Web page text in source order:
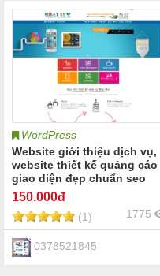
WordPress
Website giới thiệu dịch vụ,
website thiết kế quảng cáo
giao diện đẹp chuẩn seo
150.000đ
(1) 1775
0378521845